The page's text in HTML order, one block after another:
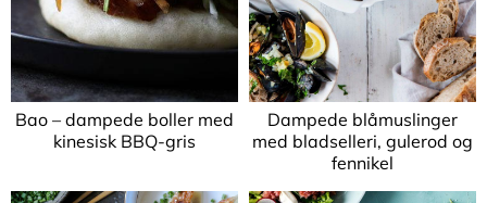
Bao – dampede boller med
kinesisk BBQ-gris
Dampede blåmuslinger
med bladselleri, gulerod og
fennikel